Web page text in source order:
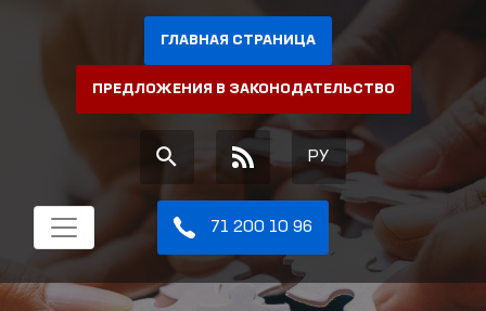
ГЛАВНАЯ СТРАНИЦА
ПРЕДЛОЖЕНИЯ В ЗАКОНОДАТЕЛЬСТВО
РУ
71 200 10 96